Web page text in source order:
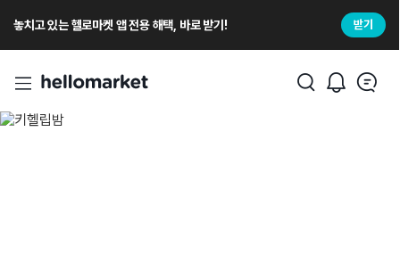
놓치고 있는 헬로마켓 앱 전용 해택, 바로 받기! 받기